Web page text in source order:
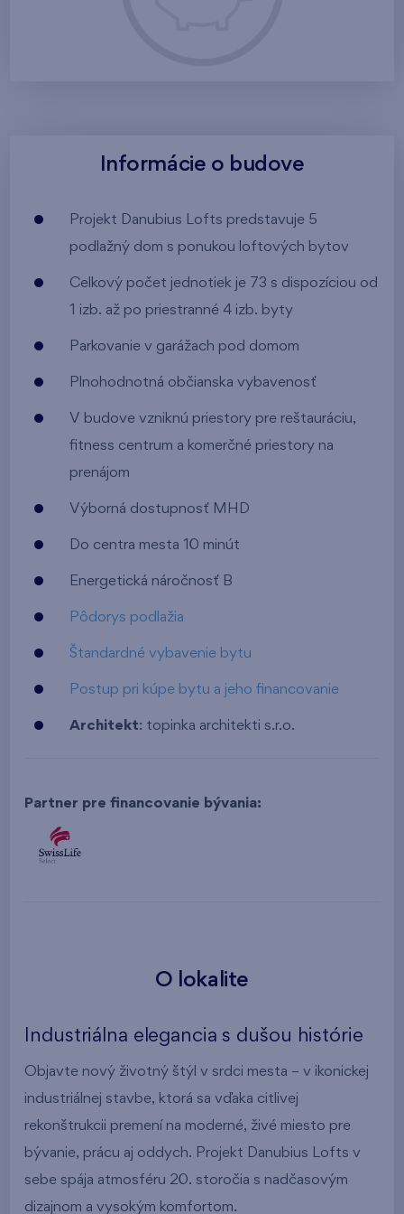
Informácie o budove
Projekt Danubius Lofts predstavuje 5
podlažný dom s ponukou loftových bytov
Celkový počet jednotiek je 73 s dispozíciou od
1 izb. až po priestranné 4 izb. byty
Parkovanie v garážach pod domom
Plnohodnotná občianska vybavenosť
V budove vzniknú priestory pre reštauráciu,
fitness centrum a komerčné priestory na
prenájom
Výborná dostupnosť MHD
Do centra mesta 10 minút
Energetická náročnosť B
Pôdorys podlažia
Štandardné vybavenie bytu
Postup pri kúpe bytu a jeho financovanie
Architekt: topinka architekti s.r.o.
Partner pre financovanie bývania:
O lokalite
Industriálna elegancia s dušou histórie
Objavte nový životný štýl v srdci mesta – v ikonickej
industriálnej stavbe, ktorá sa vďaka citlivej
rekonštrukcii premení na moderné, živé miesto pre
bývanie, prácu aj oddych. Projekt Danubius Lofts v
sebe spája atmosféru 20. storočia s nadčasovým
dizajnom a vysokým komfortom.